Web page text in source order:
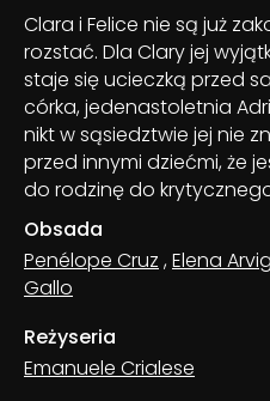
Clara i Felice nie są już
rozstać. Dla Clary jej
staje się ucieczką przed
córka, jedenastoletnia
nikt w sąsiedztwie jej nie
przed innymi dziećmi, że
do rodzinę do
Obsada
Penélope Cruz ,Elena
Gallo
Reżyseria
Emanuele Crialese